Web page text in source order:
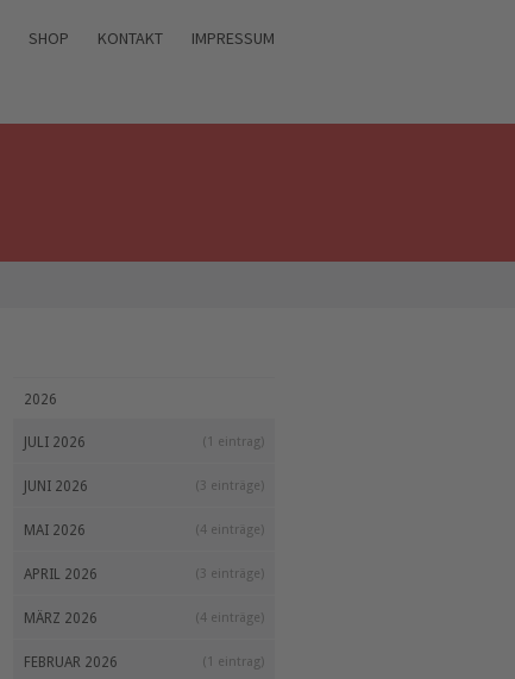
SHOP KONTAKT IMPRESSUM
2026
JULI 2026 (1 eintrag)
JUNI 2026 (3 einträge)
MAI 2026 (4 einträge)
APRIL 2026 (3 einträge)
MÄRZ 2026 (4 einträge)
FEBRUAR 2026 (1 eintrag)